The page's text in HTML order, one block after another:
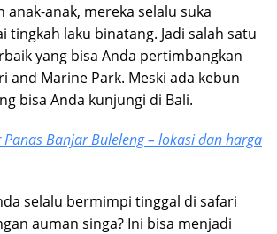
anak-anak, mereka selalu suka
tingkah laku binatang. Jadi salah satu
yang bisa Anda pertimbangkan
and Marine Park. Meski ada kebun
bisa Anda kunjungi di Bali.
Panas Banjar Buleleng – lokasi dan harga
selalu bermimpi tinggal di safari
auman singa? Ini bisa menjadi